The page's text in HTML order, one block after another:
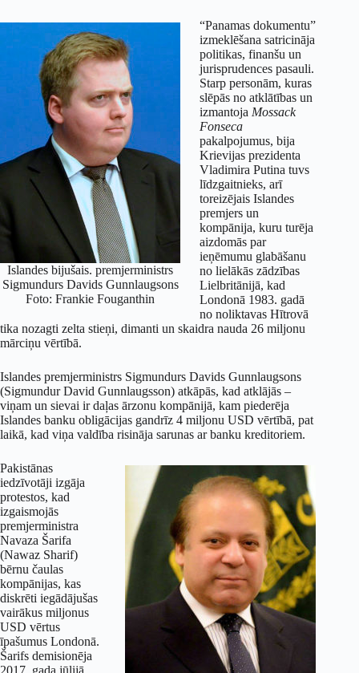
Islandes bijušais. premjerministrs
Sigmundurs Davids Gunnlaugsons
Foto: Frankie Fouganthin
“Panamas dokumentu”
izmeklēšana satricināja
politikas, finanšu un
jurisprudences pasauli.
Starp personām, kuras
slēpās no atklātības un
izmantoja Mossack
Fonseca
pakalpojumus, bija
Krievijas prezidenta
Vladimira Putina tuvs
līdzgaitnieks, arī
toreizējais Islandes
premjers un
kompānija, kuru turēja
aizdomās par
ieņēmumu glabāšanu
no lielākās zādzības
Lielbritānijā, kad
Londonā 1983. gadā
no noliktavas Hītrovā
tika nozagti zelta stieņi, dimanti un skaidra nauda 26 miljonu
mārciņu vērtībā.
Islandes premjerministrs Sigmundurs Davids Gunnlaugsons
(Sigmundur David Gunnlaugsson) atkāpās, kad atklājās –
viņam un sievai ir daļas ārzonu kompānijā, kam piederēja
Islandes banku obligācijas gandrīz 4 miljonu USD vērtībā, pat
laikā, kad viņa valdība risināja sarunas ar banku kreditoriem.
Pakistānas
iedzīvotāji izgāja
protestos, kad
izgaismojās
premjerministra
Navaza Šarifa
(Nawaz Sharif)
bērnu čaulas
kompānijas, kas
diskrēti iegādājušas
vairākus miljonus
USD vērtus
īpašumus Londonā.
Šarifs demisionēja